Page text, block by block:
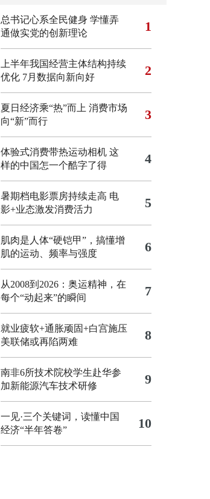
总书记心系全民健身 学懂弄
通做实党的创新理论
1
上半年我国经营主体结构持续
优化 7月数据向新向好 2
夏日经济乘“热”而上 消费市场
向“新”而行
3
体验式消费带热运动相机 这
样的中国怎一个酷字了得
4
暑期档电影票房持续走高 电
影+业态激发消费活力
5
肌肉是人体“硬铠甲”，搞懂增
肌的运动、频率与强度
6
从2008到2026：奥运精神，在
每个“动起来”的瞬间
7
就业疲软+通胀顽固+白宫施压
美联储或再陷两难
8
南非6所技术院校学生赴华参
加新能源汽车技术研修
9
一见·三个关键词，读懂中国
经济“半年答卷”
10